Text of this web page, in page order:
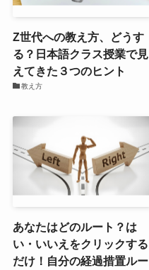
Z世代への教え方、どうす
る？日本語クラス授業で見
えてきた３つのヒント
教え方
あなたはどのルート？は
い・いいえをクリックする
だけ！自分の経過措置ルー